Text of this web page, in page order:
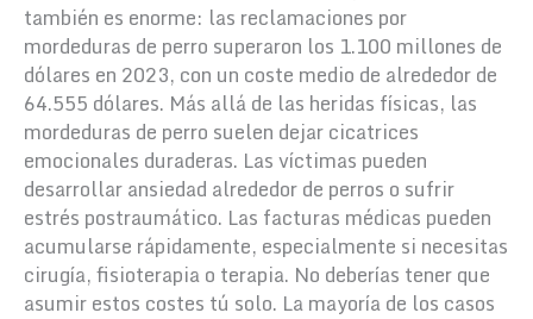
también es enorme: las reclamaciones por
mordeduras de perro superaron los 1.100 millones de
dólares en 2023, con un coste medio de alrededor de
64.555 dólares. Más allá de las heridas físicas, las
mordeduras de perro suelen dejar cicatrices
emocionales duraderas. Las víctimas pueden
desarrollar ansiedad alrededor de perros o sufrir
estrés postraumático. Las facturas médicas pueden
acumularse rápidamente, especialmente si necesitas
cirugía, fisioterapia o terapia. No deberías tener que
asumir estos costes tú solo. La mayoría de los casos